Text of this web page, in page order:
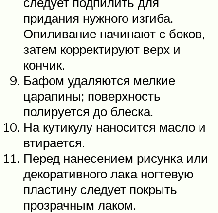
придания нужного изгиба.
Опиливание начинают с боков,
затем корректируют верх и
кончик.
Бафом удаляются мелкие
царапины; поверхность
полируется до блеска.
На кутикулу наносится масло и
втирается.
Перед нанесением рисунка или
декоративного лака ногтевую
пластину следует покрыть
прозрачным лаком.